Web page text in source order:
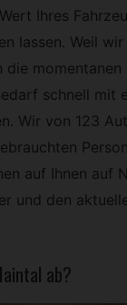
Ihres
lassen. Weil wir
die momentanen
schnell mit
Wir von 123
auf Ihnen auf
und den
ab?